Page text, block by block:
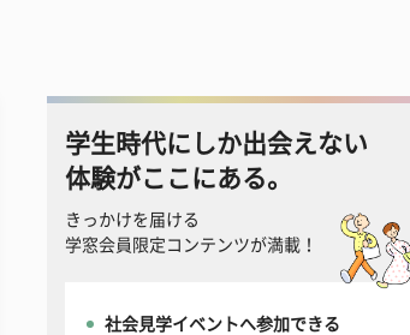
学生時代にしか出会えない
体験がここにある。
きっかけを届ける
学窓会員限定コンテンツが満載！
社会見学イベントへ参加できる